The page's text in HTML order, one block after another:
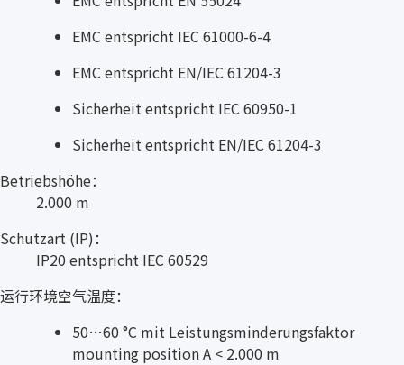
EMC entspricht IEC 61000-6-4
EMC entspricht EN/IEC 61204-3
Sicherheit entspricht IEC 60950-1
Sicherheit entspricht EN/IEC 61204-3
Betriebshöhe：
2.000 m
Schutzart (IP)：
IP20 entspricht IEC 60529
运行环境空气温度：
50…60 °C mit Leistungsminderungsfaktor
mounting position A < 2.000 m